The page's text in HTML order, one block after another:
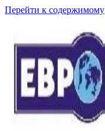
Перейти к содержимому